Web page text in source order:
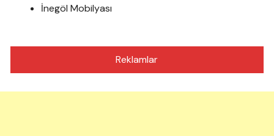
İnegöl Mobilyası
Reklamlar